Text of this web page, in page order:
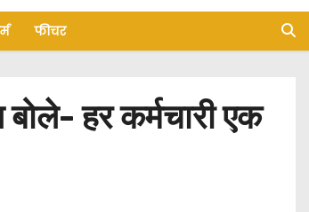
फीचर
हर कर्मचारी एक